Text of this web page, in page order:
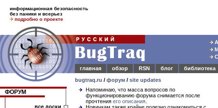
информационная безопасность
без паники и всерьез
подробно о проекте
главная
обзор RSN блог
библиотека
bugtraq.ru / форум / site updates
ФОРУМ
все доски
Напоминаю, что масса вопросов по
функционированию форума снимается после
прочтения его описания